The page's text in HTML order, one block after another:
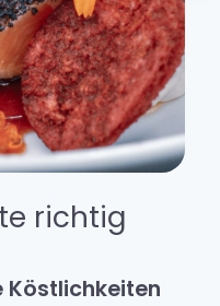
richtig
Köstlichkeiten